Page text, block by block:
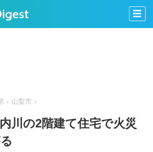
山梨市
川の2階建て住宅で火災